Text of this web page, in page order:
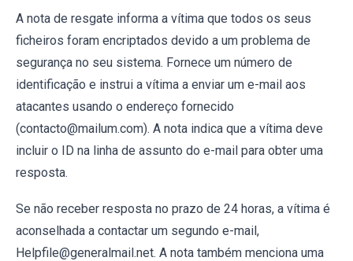
A nota de resgate informa a vítima que todos os seus
ficheiros foram encriptados devido a um problema de
segurança no seu sistema. Fornece um número de
identificação e instrui a vítima a enviar um e-mail aos
atacantes usando o endereço fornecido
(contacto@mailum.com). A nota indica que a vítima deve
incluir o ID na linha de assunto do e-mail para obter uma
resposta.
Se não receber resposta no prazo de 24 horas, a vítima é
aconselhada a contactar um segundo e-mail,
Helpfile@generalmail.net. A nota também menciona uma